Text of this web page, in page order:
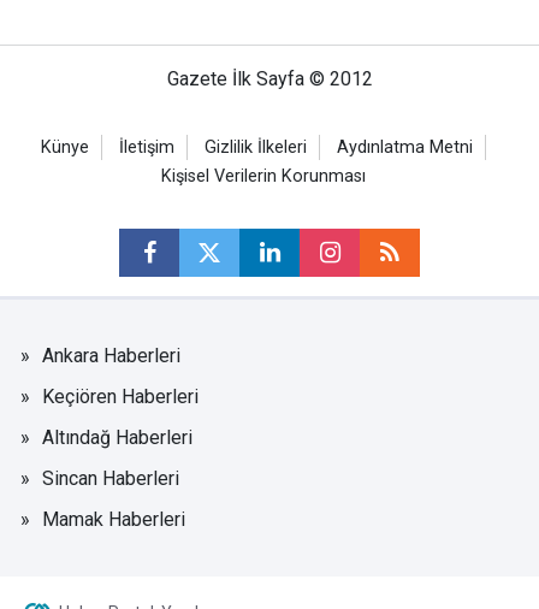
Gazete İlk Sayfa © 2012
Künye İletişim Gizlilik İlkeleri
Aydınlatma Metni
Kişisel Verilerin Korunması
Ankara Haberleri
Keçiören Haberleri
Altındağ Haberleri
Sincan Haberleri
Mamak Haberleri